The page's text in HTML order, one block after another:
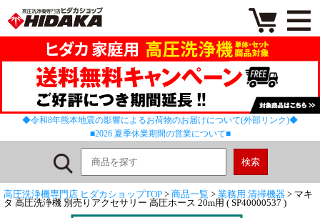
◆令和8年熊本地震の影響によるお荷物のお届けについて(外部リンク)◆
■2026 夏季休業期間の営業について■
高圧洗浄機専門店 ヒダカショップTOP > 商品一覧 > 業務用 清掃機器 > マキ
タ 高圧洗浄機 別売りアクセサリー 高圧ホース 20m用 ( SP40000537 )